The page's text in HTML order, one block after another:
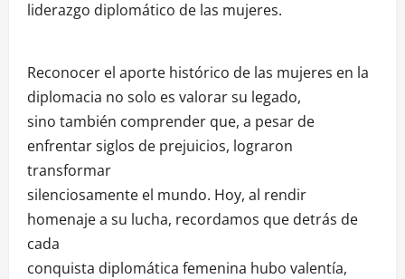
liderazgo diplomático de las mujeres.
Reconocer el aporte histórico de las mujeres en la
diplomacia no solo es valorar su legado,
sino también comprender que, a pesar de
enfrentar siglos de prejuicios, lograron
transformar
silenciosamente el mundo. Hoy, al rendir
homenaje a su lucha, recordamos que detrás de
cada
conquista diplomática femenina hubo valentía,